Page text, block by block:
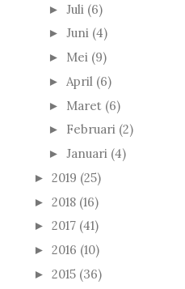
► Juli (6)
► Juni (4)
► Mei (9)
► April (6)
► Maret (6)
► Februari (2)
► Januari (4)
► 2019 (25)
► 2018 (16)
► 2017 (41)
► 2016 (10)
► 2015 (36)